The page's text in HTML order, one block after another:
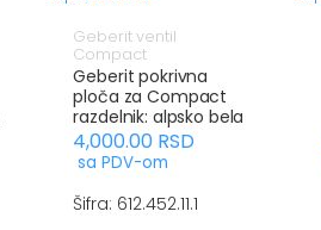
Geberit ventil
Compact
Geberit pokrivna
ploča za Compact
razdelnik: alpsko bela
4,000.00 RSD
sa PDV-om
Šifra: 612.452.11.1